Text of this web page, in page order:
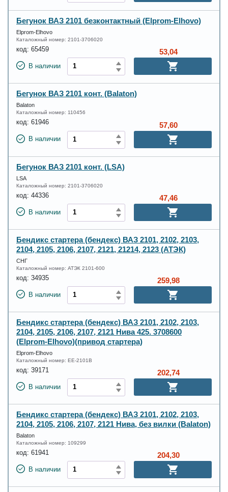
Бегунок ВАЗ 2101 безконтактный (Elprom-Elhovo)
Elprom-Elhovo
Каталожный номер: 2101-3706020
код: 65459
В наличии
53,04
Бегунок ВАЗ 2101 конт. (Balaton)
Balaton
Каталожный номер: 110456
код: 61946
В наличии
57,60
Бегунок ВАЗ 2101 конт. (LSA)
LSA
Каталожный номер: 2101-3706020
код: 44336
В наличии
47,46
Бендикс стартера (бендекс) ВАЗ 2101, 2102, 2103,
2104, 2105, 2106, 2107, 2121, 21214, 2123 (АТЭК)
СНГ
Каталожный номер: АТЭК 2101-600
код: 34935
В наличии
259,98
Бендикс стартера (бендекс) ВАЗ 2101, 2102, 2103,
2104, 2105, 2106, 2107, 2121 Нива 425. 3708600
(Elprom-Elhovo)(привод стартера)
Elprom-Elhovo
Каталожный номер: EE-2101B
код: 39171
В наличии
202,74
Бендикс стартера (бендекс) ВАЗ 2101, 2102, 2103,
2104, 2105, 2106, 2107, 2121 Нива, без вилки (Balaton)
Balaton
Каталожный номер: 109299
код: 61941
В наличии
204,30